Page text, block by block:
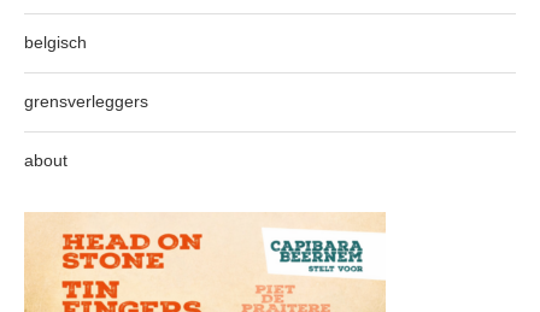
belgisch
grensverleggers
about